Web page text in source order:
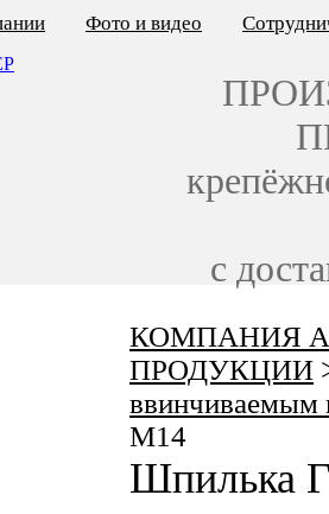
КОМПАНИЯ
ПРОДУКЦИИ
M14
Шпилька
Фото и видео
с